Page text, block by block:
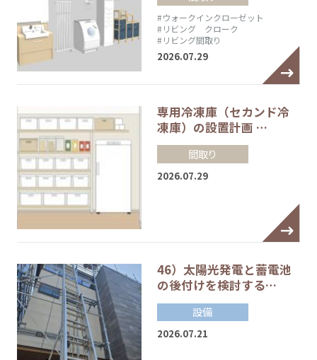
#ウォークインクローゼット
#リビング クローク
#リビング間取り
2026.07.29
専用冷凍庫（セカンド冷
凍庫）の設置計画 …
間取り
2026.07.29
46）太陽光発電と蓄電池
の後付けを検討する…
設備
2026.07.21